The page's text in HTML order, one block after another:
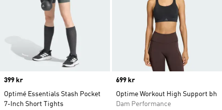
Price
399 kr
Optimé Essentials Stash Pocket
7-Inch Short Tights
Price
699 kr
Optime Workout High Support bh
Dam Performance